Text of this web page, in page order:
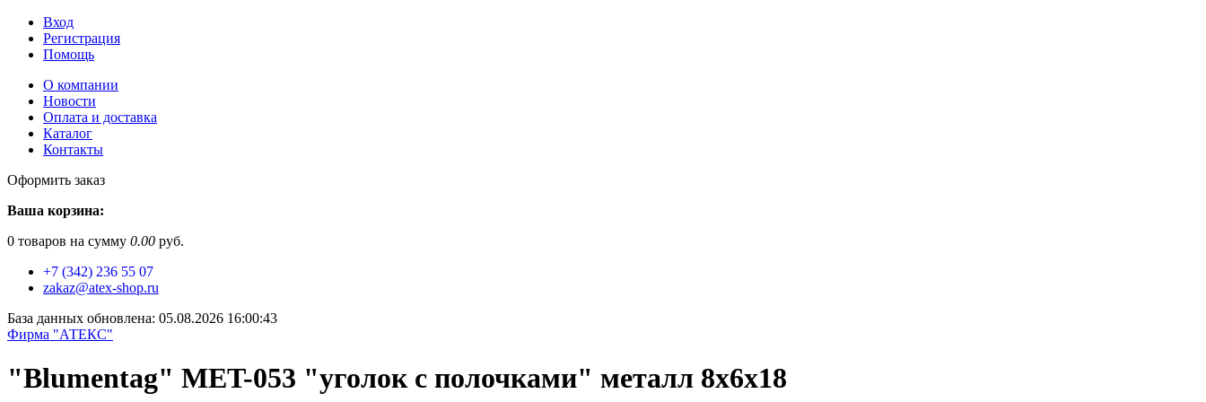
Вход
Регистрация
Помощь
О компании
Новости
Оплата и доставка
Каталог
Контакты
Оформить заказ
Ваша корзина:
0 товаров на сумму 0.00 руб.
+7 (342) 236 55 07
zakaz@atex-shop.ru
База данных обновлена: 05.08.2026 16:00:43
Фирма "АТЕКС"
"Blumentag" MET-053 "уголок с полочками" металл 8x6x18